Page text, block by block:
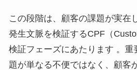
この段階は、顧客の課題が実在
発生文脈を検証するCPF（
検証フェーズにあたります 。重
題が単なる不便ではなく、顧客